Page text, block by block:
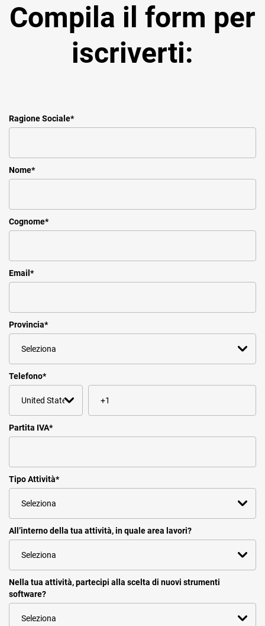
Compila il form per
iscriverti:
Ragione Sociale*
Nome*
Cognome*
Email *
Provincia*
Telefono*
Partita IVA*
Tipo Attività*
All’interno della tua attività, in quale area lavori?
Nella tua attività, partecipi alla scelta di nuovi strumenti
software?